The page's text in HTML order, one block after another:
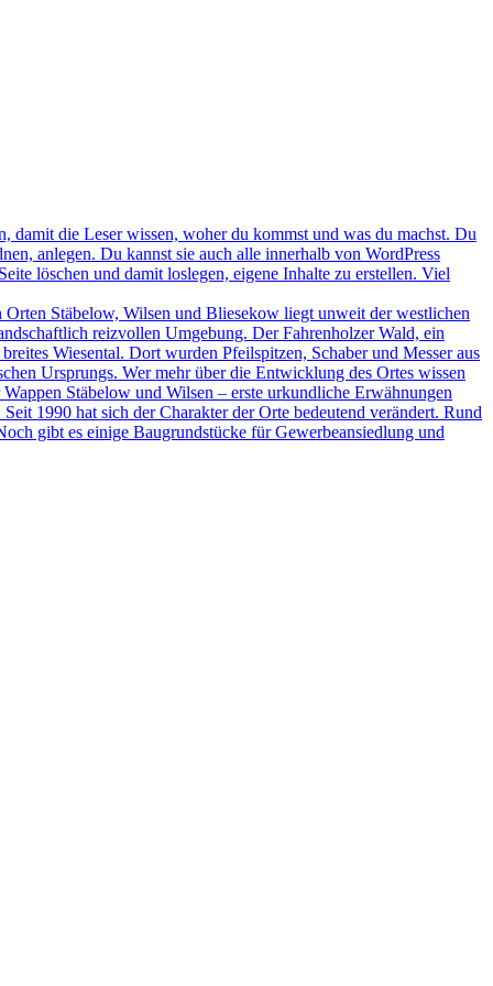
damit die Leser wissen, woher du kommst und was du machst. Du
anlegen. Du kannst sie auch alle innerhalb von WordPress
löschen und damit loslegen, eigene Inhalte zu erstellen. Viel
Stäbelow, Wilsen und Bliesekow liegt unweit der westlichen
reizvollen Umgebung. Der Fahrenholzer Wald, ein
Wiesental. Dort wurden Pfeilspitzen, Schaber und Messer aus
Ursprungs. Wer mehr über die Entwicklung des Ortes wissen
Stäbelow und Wilsen – erste urkundliche Erwähnungen
1990 hat sich der Charakter der Orte bedeutend verändert. Rund
gibt es einige Baugrundstücke für Gewerbeansiedlung und